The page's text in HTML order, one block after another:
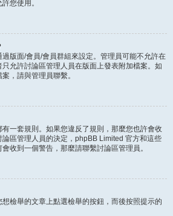
您使用。
版面/會員/會員群組來設定。管理員可能不允許在
允許討論區管理人員在版面上發表附加檔案。如
，請與管理員聯繫。
一套規則。如果您違反了規則，那麼您也許會收
區管理人員的決定，phpBB Limited 官方和這些
收到一個警告，那麼請聯繫討論區管理員。
檢舉的文章上點選檢舉的按鈕，而後按照提示的